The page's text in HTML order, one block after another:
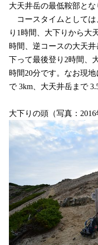
大天井岳の最低鞍部とな
コースタイムとしては
り1時間、大下りから大
時間、逆コースの大天
下って最後登り2時間、
時間20分です。なお現
で 3km、大天井岳まで
大下りの頭（写真：2016